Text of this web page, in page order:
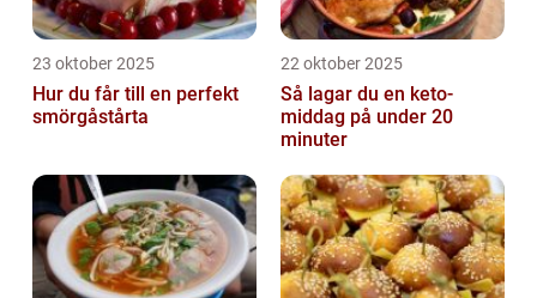
23 oktober 2025
Hur du får till en perfekt
smörgåstårta
22 oktober 2025
Så lagar du en keto-
middag på under 20
minuter